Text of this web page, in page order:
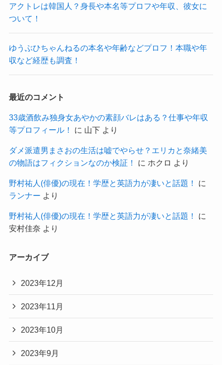
アクトレは韓国人？身長や本名等プロフや年収、彼女に
ついて！
ゆうぶひちゃんねるの本名や年齢などプロフ！本職や年
収など経歴も調査！
最近のコメント
33歳酒飲み独身女あやかの素顔バレはある？仕事や年収
等プロフィール！
に 山下より
ダメ派遣男まさおの生活は嘘でやらせ？エリカと奈緒美
の物語はフィクションなのか検証！
に ホクロ より
野村祐人(俳優)の現在！学歴と英語力が凄いと話題！
に
ランナー より
野村祐人(俳優)の現在！学歴と英語力が凄いと話題！
に
安村佳奈 より
アーカイブ
2023年12月
2023年11月
2023年10月
2023年9月